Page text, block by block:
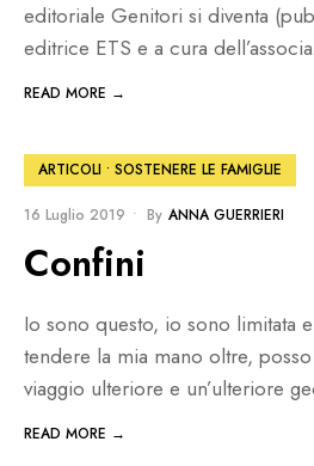
editoriale Genitori si diventa
editrice ETS e a cura
READ MORE →
ARTICOLI • SOSTENERE LE FAMIGLIE
16 Luglio 2019 • By ANNA GUERRIERI
Confini
Io sono questo, io sono limitata
tendere la mia mano oltre,
viaggio ulteriore e un’ulteriore
READ MORE →